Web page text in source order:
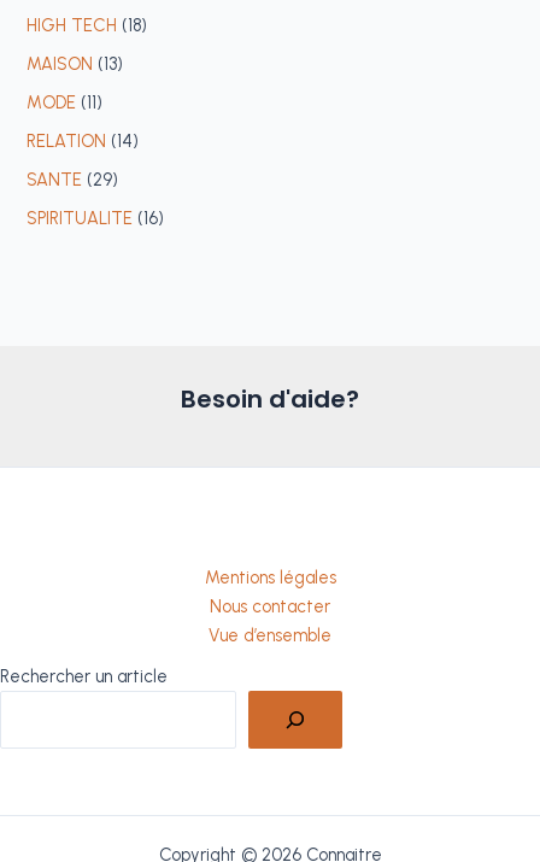
HIGH TECH (18)
MAISON (13)
MODE (11)
RELATION (14)
SANTE (29)
SPIRITUALITE (16)
Besoin d'aide?
Mentions légales
Nous contacter
Vue d’ensemble
Rechercher un article
Copyright © 2026 Connaitre